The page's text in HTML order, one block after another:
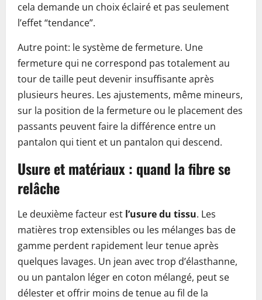
cela demande un choix éclairé et pas seulement
l’effet “tendance”.
Autre point: le système de fermeture. Une
fermeture qui ne correspond pas totalement au
tour de taille peut devenir insuffisante après
plusieurs heures. Les ajustements, même mineurs,
sur la position de la fermeture ou le placement des
passants peuvent faire la différence entre un
pantalon qui tient et un pantalon qui descend.
Usure et matériaux : quand la fibre se
relâche
Le deuxième facteur est l’usure du tissu. Les
matières trop extensibles ou les mélanges bas de
gamme perdent rapidement leur tenue après
quelques lavages. Un jean avec trop d’élasthanne,
ou un pantalon léger en coton mélangé, peut se
délester et offrir moins de tenue au fil de la